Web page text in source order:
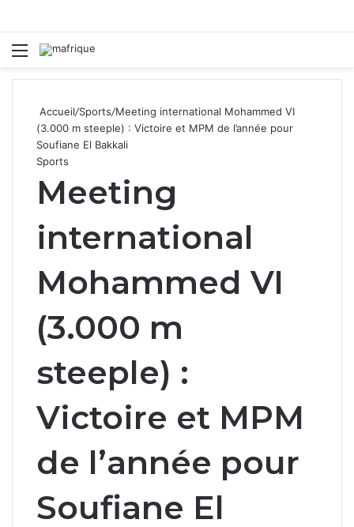
Menu
Accueil/Sports/Meeting international Mohammed VI
(3.000 m steeple) : Victoire et MPM de l’année pour
Soufiane El Bakkali
Sports
Meeting
international
Mohammed VI
(3.000 m
steeple) :
Victoire et MPM
de l’année pour
Soufiane El